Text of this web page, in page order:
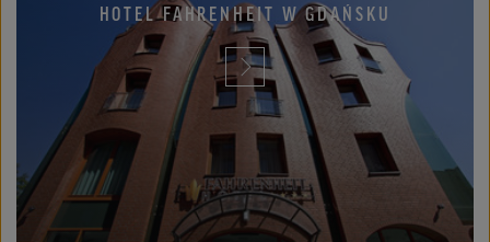
HOTEL FAHRENHEIT W GDAŃSKU